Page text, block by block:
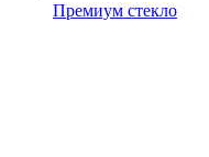
Премиум стекло